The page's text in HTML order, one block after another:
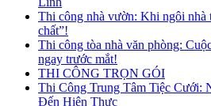
Thi công nhà vườn: Khi ngôi nhà
chất”!
Thi công tòa nhà văn phòng:
ngay trước mắt!
THI CÔNG TRỌN GÓI
Thi Công Trung Tâm Tiệc Cưới:
Đến Hiện Thực